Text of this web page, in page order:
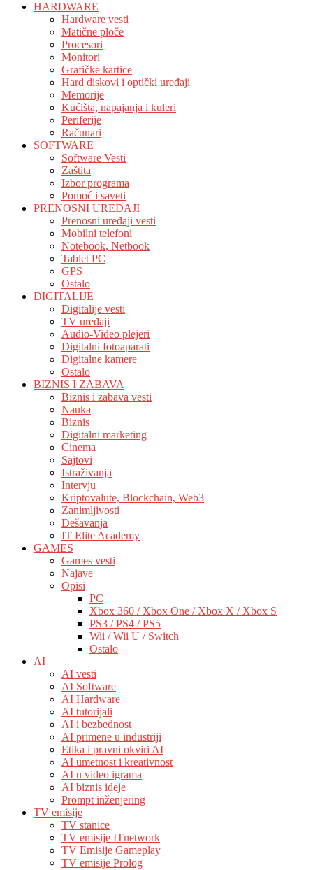
HARDWARE
Hardware vesti
Matične ploče
Procesori
Monitori
Grafičke kartice
Hard diskovi i optički uređaji
Memorije
Kućišta, napajanja i kuleri
Periferije
Računari
SOFTWARE
Software Vesti
Zaštita
Izbor programa
Pomoć i saveti
PRENOSNI UREĐAJI
Prenosni uređaji vesti
Mobilni telefoni
Notebook, Netbook
Tablet PC
GPS
Ostalo
DIGITALIJE
Digitalije vesti
TV uređaji
Audio-Video plejeri
Digitalni fotoaparati
Digitalne kamere
Ostalo
BIZNIS I ZABAVA
Biznis i zabava vesti
Nauka
Biznis
Digitalni marketing
Cinema
Sajtovi
Istraživanja
Intervju
Kriptovalute, Blockchain, Web3
Zanimljivosti
Dešavanja
IT Elite Academy
GAMES
Games vesti
Najave
Opisi
PC
Xbox 360 / Xbox One / Xbox X / Xbox S
PS3 / PS4 / PS5
Wii / Wii U / Switch
Ostalo
AI
AI vesti
AI Software
AI Hardware
AI tutorijali
AI i bezbednost
AI primene u industriji
Etika i pravni okviri AI
AI umetnost i kreativnost
AI u video igrama
AI biznis ideje
Prompt inženjering
TV emisije
TV stanice
TV emisije ITnetwork
TV Emisije Gameplay
TV emisije Prolog